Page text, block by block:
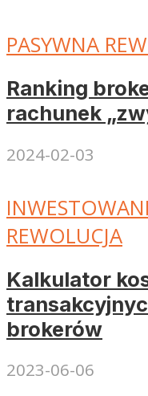
PASYWNA
Ranking
rachunek
2024-02-03
REWOLUCJA
Kalkulator
brokerów
2023-06-06